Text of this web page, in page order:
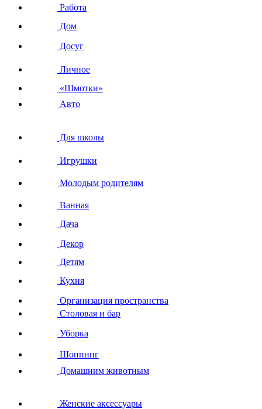
Работа
Дом
Досуг
Личное
«Шмотки»
Авто
Для школы
Игрушки
Молодым родителям
Ванная
Дача
Декор
Детям
Кухня
Организация пространства
Столовая и бар
Уборка
Шоппинг
Домашним животным
Женские аксессуары